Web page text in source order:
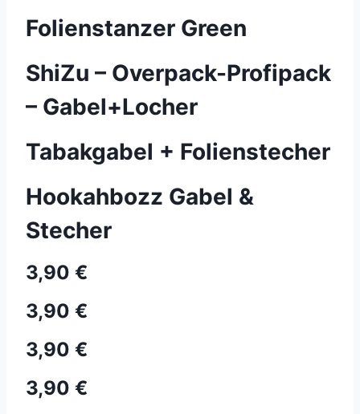
Folienstanzer Green
ShiZu – Overpack-Profipack
– Gabel+Locher
Tabakgabel + Folienstecher
Hookahbozz Gabel &
Stecher
3,90 €
3,90 €
3,90 €
3,90 €